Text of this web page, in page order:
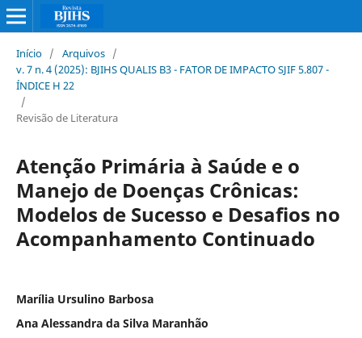
Início / Arquivos /
v. 7 n. 4 (2025): BJIHS QUALIS B3 - FATOR DE IMPACTO SJIF 5.807 -
ÍNDICE H 22
/
Revisão de Literatura
Atenção Primária à Saúde e o
Manejo de Doenças Crônicas:
Modelos de Sucesso e Desafios no
Acompanhamento Continuado
Marília Ursulino Barbosa
Ana Alessandra da Silva Maranhão